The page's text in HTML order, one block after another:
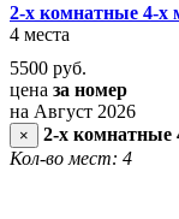
2-х комнатные 4-
4 места
5500 руб.
цена за номер
на Август 2026
×
2-х комнатные
Кол-во мест: 4